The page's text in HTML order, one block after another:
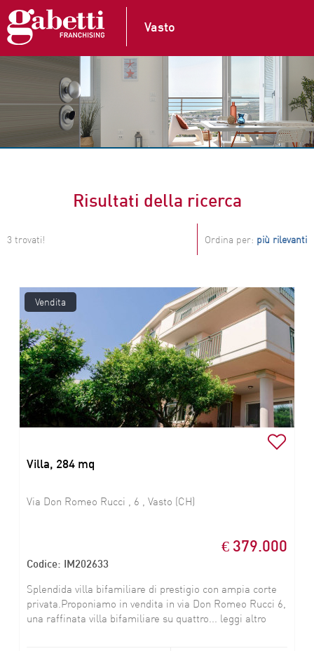
Vasto
Risultati della ricerca
3 trovati! Ordina per: più rilevanti
Vendita
Villa, 284 mq
Via Don Romeo Rucci , 6 , Vasto (CH)
€ 379.000
Codice: IM202633
Splendida villa bifamiliare di prestigio con ampia corte
privata.Proponiamo in vendita in via Don Romeo Rucci 6,
una raffinata villa bifamiliare su quattro... leggi altro